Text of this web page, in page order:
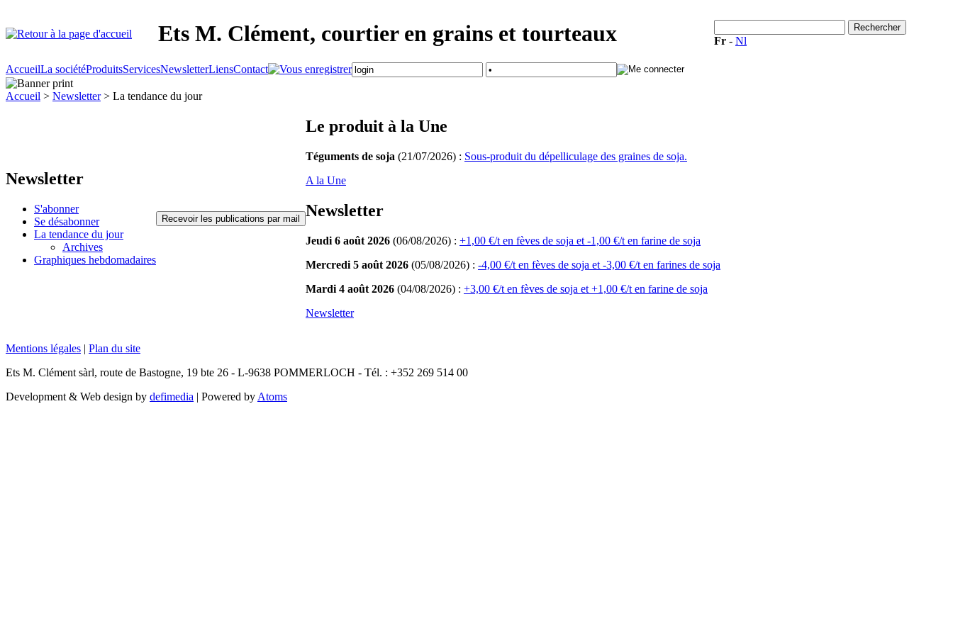
Ets M. Clément, courtier en grains et tourteaux Fr - Nl
AccueilLa sociétéProduitsServicesNewsletterLiensContact
Accueil > Newsletter> La tendance du jour
Newsletter
S'abonner
Se désabonner
La tendance du jour
Archives
Graphiques hebdomadaires
Le produit à la Une
Téguments de soja (21/07/2026) : Sous-produit du dépelliculage des graines de soja.
A la Une
Newsletter
Jeudi 6 août 2026 (06/08/2026) : +1,00 €/t en fèves de soja et -1,00 €/t en farine de soja
Mercredi 5 août 2026 (05/08/2026) : -4,00 €/t en fèves de soja et -3,00 €/t en farines de soja
Mardi 4 août 2026 (04/08/2026) : +3,00 €/t en fèves de soja et +1,00 €/t en farine de soja
Newsletter
Mentions légales | Plan du site
Ets M. Clément sàrl, route de Bastogne, 19 bte 26 - L-9638 POMMERLOCH - Tél. : +352 269 514 00
Development & Web design by defimedia | Powered by Atoms